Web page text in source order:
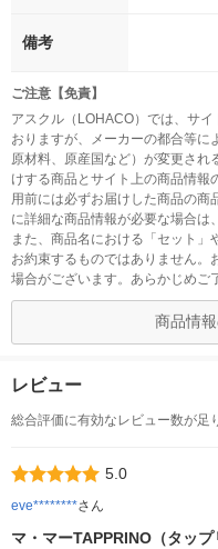
備考
ご注意【免責】
アスクル（LOHACO）では、サ
おりますが、メーカーの都合等に
原材料、原産国など）が変更され
けする商品とサイト上の商品情報
用前には必ずお届けした商品の商
に詳細な商品情報が必要な場合は
また、商品名における「セット」
お約束するものではありません。
場合がございます。あらかじめご
商品情
レビュー
総合評価に有効なレビュー数が足
5.0
eve********さん
マ・マーTAPPRINO（タッ